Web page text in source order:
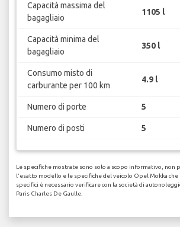
Capacità massima del
bagagliaio
1105 l
Capacità minima del
bagagliaio
350 l
Consumo misto di
carburante per 100 km
4.9 l
Numero di porte 5
Numero di posti 5
Le specifiche mostrate sono solo a scopo informativo, non
l'esatto modello e le specifiche del veicolo Opel Mokka che
specifici è necessario verificare con la società di
Paris Charles De Gaulle.